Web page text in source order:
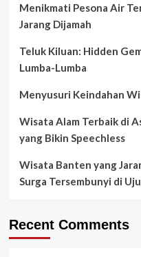
Menikmati Pesona Air
Jarang Dijamah
Teluk Kiluan: Hidden
Lumba-Lumba
Menyusuri Keindahan
Wisata Alam Terbaik di
yang Bikin Speechless
Wisata Banten yang
Surga Tersembunyi di
Recent Comments